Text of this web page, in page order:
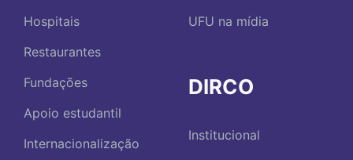
Hospitais
Restaurantes
Fundações
Apoio estudantil
Internacionalização
UFU na mídia
DIRCO
Institucional